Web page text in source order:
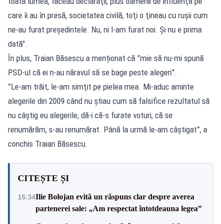
care îi au în presă, societatea civilă, toţi o ţineau cu ruşii cum
ne-au furat preşedintele. Nu, ni l-am furat noi. Şi nu e prima
dată”.
În plus, Traian Băsescu a menționat că ”mie să nu-mi spună
PSD-ul că ei n-au năravul să se bage peste alegeri”.
”Le-am trăit, le-am simţit pe pielea mea. Mi-aduc aminte
alegerile din 2009 când nu ştiau cum să falsifice rezultatul să
nu câştig eu alegerile, dă-i că-s furate voturi, că se
renumărăm, s-au renumărat. Până la urmă le-am câştigat”, a
conchis Traian Băsescu.
CITEȘTE ȘI
16:34Ilie Bolojan evită un răspuns clar despre averea
partenerei sale: „Am respectat întotdeauna legea”